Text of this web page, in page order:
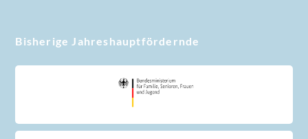
Bisherige Jahreshauptfördernde